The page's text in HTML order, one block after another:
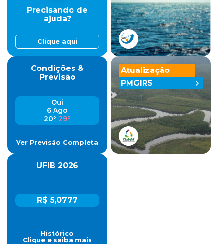
Precisando de
ajuda?
Clique aqui
Condições &
Previsão
Qui
6 Ago
20º 29º
Ver Previsão Completa
UFIB 2026
R$ 5,0777
Histórico
Clique e saiba mais
Atualização
PMGIRS